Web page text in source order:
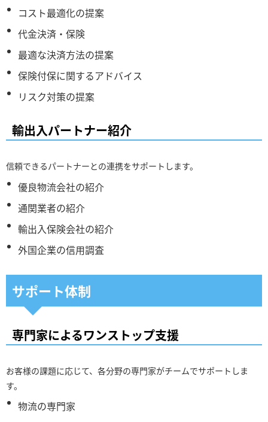
コスト最適化の提案
代金決済・保険
最適な決済方法の提案
保険付保に関するアドバイス
リスク対策の提案
輸出入パートナー紹介
信頼できるパートナーとの連携をサポートします。
優良物流会社の紹介
通関業者の紹介
輸出入保険会社の紹介
外国企業の信用調査
サポート体制
専門家によるワンストップ支援
お客様の課題に応じて、各分野の専門家がチームでサポートしま
す。
物流の専門家